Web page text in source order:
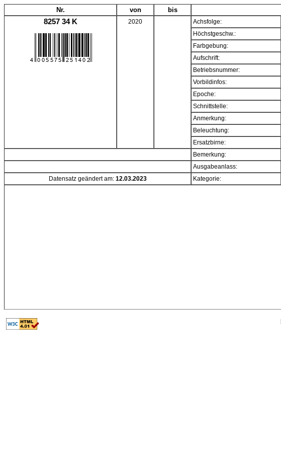
Nr. von bis
8257 34 K 2020 Achsfolge:
Höchstgeschw.:
Farbgebung:
Aufschrift:
Betriebsnummer:
Vorbildinfos:
Epoche:
Schnittstelle:
Anmerkung:
Beleuchtung:
Ersatzbirne:
Bemerkung:
Ausgabeanlass:
Datensatz geändert am: 12.03.2023 Kategorie: